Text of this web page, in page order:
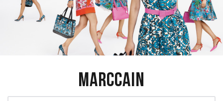
Marccain